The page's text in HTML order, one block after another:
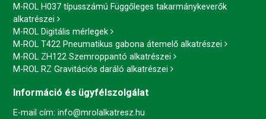
M-ROL H037 típusszámú Függőleges takarmánykeverők
alkatrészei
M-ROL Digitális mérlegek
M-ROL T422 Pneumatikus gabona átemelő alkatrészei
M-ROL ZH122 Szemroppantó alkatrészei
M-ROL RZ Gravitációs daráló alkatrészei
Információ és ügyfélszolgálat
E-mail cím: info@mrolalkatresz.hu